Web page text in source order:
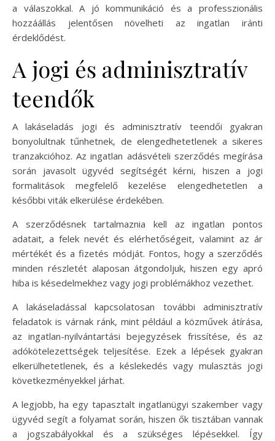
a válaszokkal. A jó kommunikáció és a professzionális
hozzáállás jelentősen növelheti az ingatlan iránti
érdeklődést.
A jogi és adminisztratív
teendők
A lakáseladás jogi és adminisztratív teendői gyakran
bonyolultnak tűnhetnek, de elengedhetetlenek a sikeres
tranzakcióhoz. Az ingatlan adásvételi szerződés megírása
során javasolt ügyvéd segítségét kérni, hiszen a jogi
formalitások megfelelő kezelése elengedhetetlen a
későbbi viták elkerülése érdekében.
A szerződésnek tartalmaznia kell az ingatlan pontos
adatait, a felek nevét és elérhetőségeit, valamint az ár
mértékét és a fizetés módját. Fontos, hogy a szerződés
minden részletét alaposan átgondoljuk, hiszen egy apró
hiba is késedelmekhez vagy jogi problémákhoz vezethet.
A lakáseladással kapcsolatosan további adminisztratív
feladatok is várnak ránk, mint például a közművek átírása,
az ingatlan-nyilvántartási bejegyzések frissítése, és az
adókötelezettségek teljesítése. Ezek a lépések gyakran
elkerülhetetlenek, és a késlekedés vagy mulasztás jogi
következményekkel járhat.
A legjobb, ha egy tapasztalt ingatlanügyi szakember vagy
ügyvéd segít a folyamat során, hiszen ők tisztában vannak
a jogszabályokkal és a szükséges lépésekkel. Így